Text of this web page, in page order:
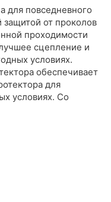
для повседневного
защитой от проколов
проходимости
сцепление и
условиях.
обеспечивает
для
условиях. Со